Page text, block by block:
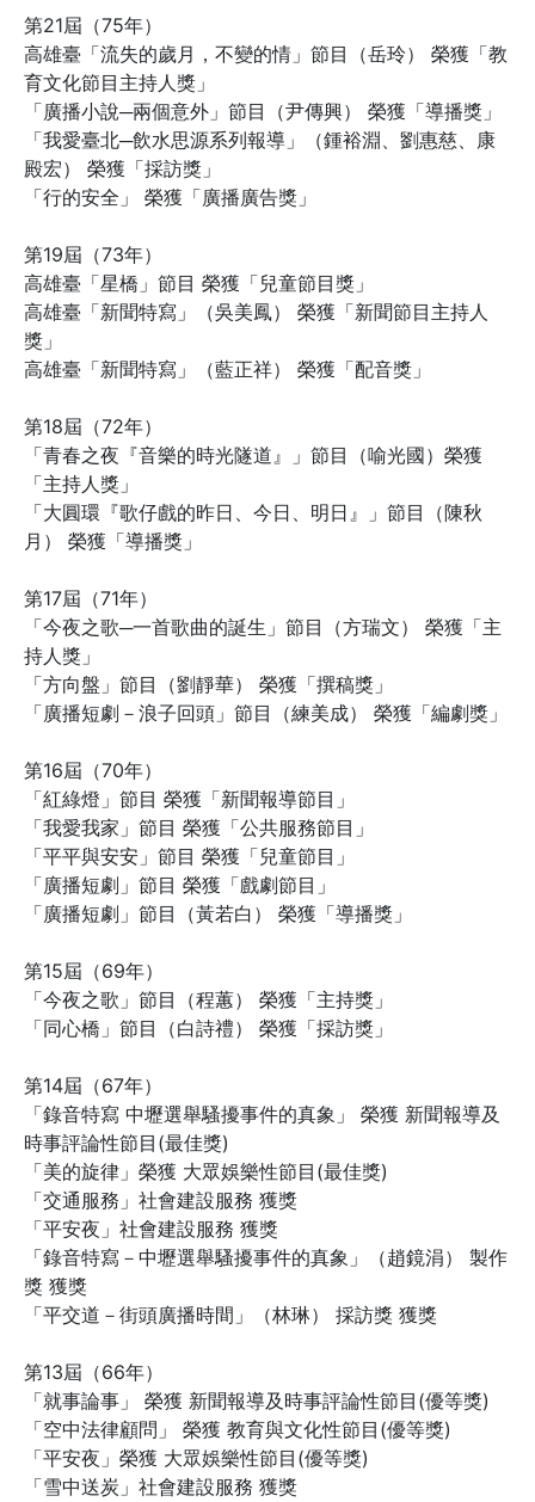
第21屆（75年）
高雄臺「流失的歲月，不變的情」節目（岳玲） 榮獲「教
育文化節目主持人獎」
「廣播小說─兩個意外」節目（尹傳興） 榮獲「導播獎」
「我愛臺北─飲水思源系列報導」（鍾裕淵、劉惠慈、康
殿宏） 榮獲「採訪獎」
「行的安全」 榮獲「廣播廣告獎」
第19屆（73年）
高雄臺「星橋」節目 榮獲「兒童節目獎」
高雄臺「新聞特寫」（吳美鳳） 榮獲「新聞節目主持人
獎」
高雄臺「新聞特寫」（藍正祥） 榮獲「配音獎」
第18屆（72年）
「青春之夜『音樂的時光隧道』」節目（喻光國）榮獲
「主持人獎」
「大圓環『歌仔戲的昨日、今日、明日』」節目（陳秋
月） 榮獲「導播獎」
第17屆（71年）
「今夜之歌─一首歌曲的誕生」節目（方瑞文） 榮獲「主
持人獎」
「方向盤」節目（劉靜華） 榮獲「撰稿獎」
「廣播短劇－浪子回頭」節目（練美成） 榮獲「編劇獎」
第16屆（70年）
「紅綠燈」節目 榮獲「新聞報導節目」
「我愛我家」節目 榮獲「公共服務節目」
「平平與安安」節目 榮獲「兒童節目」
「廣播短劇」節目 榮獲「戲劇節目」
「廣播短劇」節目（黃若白） 榮獲「導播獎」
第15屆（69年）
「今夜之歌」節目（程蕙） 榮獲「主持獎」
「同心橋」節目（白詩禮） 榮獲「採訪獎」
第14屆（67年）
「錄音特寫 中壢選舉騷擾事件的真象」 榮獲 新聞報導及
時事評論性節目(最佳獎)
「美的旋律」榮獲 大眾娛樂性節目(最佳獎)
「交通服務」社會建設服務 獲獎
「平安夜」社會建設服務 獲獎
「錄音特寫－中壢選舉騷擾事件的真象」（趙鏡涓） 製作
獎 獲獎
「平交道－街頭廣播時間」（林琳） 採訪獎 獲獎
第13屆（66年）
「就事論事」 榮獲 新聞報導及時事評論性節目(優等獎)
「空中法律顧問」 榮獲 教育與文化性節目(優等獎)
「平安夜」榮獲 大眾娛樂性節目(優等獎)
「雪中送炭」社會建設服務 獲獎